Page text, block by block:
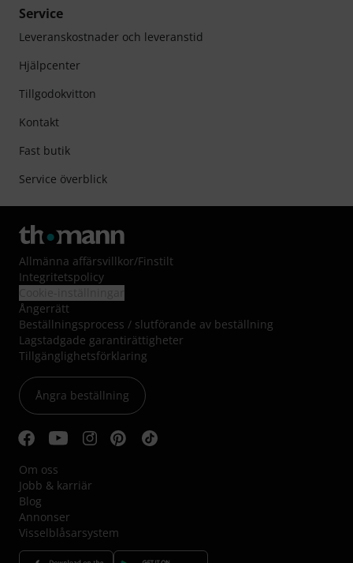
Service
Leveranskostnader och leveranstid
Hjälpcenter
Tillgodokvitton
Kontakt
Fast butik
Service överblick
Allmänna affärsvillkor/Finstilt
Integritetspolicy
Ångerrätt
Beställningsprocess / slutförande av beställning
Lagstadgade garantirättigheter
Tillgänglighetsförklaring
Ångra beställning
Om oss
Jobb & karriär
Blog
Annonser
Visselblåsarsystem